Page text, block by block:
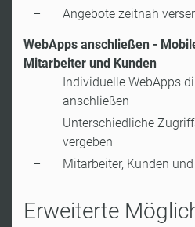
Angebote zeitnah
WebApps anschließen -
Mitarbeiter und Kunden
Individuelle WebApps
anschließen
Unterschiedliche
vergeben
Mitarbeiter, Kunden
Erweiterte